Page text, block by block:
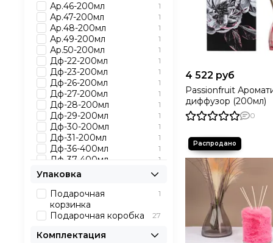
4 522 руб
Passionfruit
диффузор (200мл)
0
Ар.46-200мл
1
Ар.47-200мл 1
Ар.48-200мл 1
Ар.49-200мл 1
Ар.50-200мл 1
Дф-22-200мл 1
Дф-23-200мл 1
Дф-26-200мл 1
Дф-27-200мл 1
Дф-28-200мл 1
Дф-29-200мл 1
Дф-30-200мл 1
Дф-31-200мл 1
Дф-36-400мл 1
Дф-37-400мл 1
Дф-38-400мл
Дф-40-400мл 1
Ар.2
Ар.3 1
Дф-25-200мл
Упаковка
Подарочная
корзинка
1
Подарочная коробка 27
Комплектация